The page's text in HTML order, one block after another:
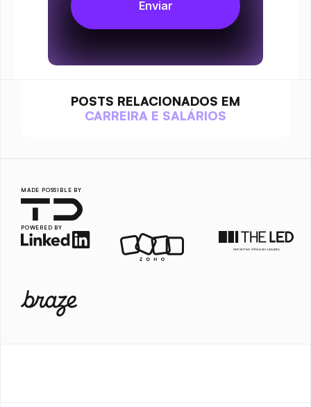
POSTS RELACIONADOS EM
CARREIRA E SALÁRIOS
MADE POSSIBLE BY
POWERED BY